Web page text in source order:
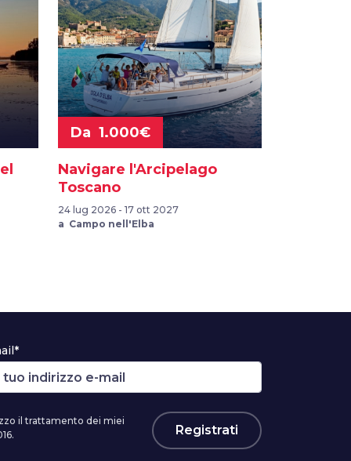
Da 1.000€
Navigare l'Arcipelago
Toscano
24 lug 2026 - 17 ott 2027
a Campo nell'Elba
il trattamento dei miei
Registrati